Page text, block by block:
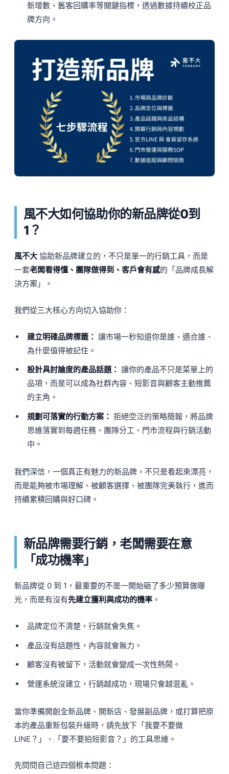
新增數、舊客回購率等關鍵指標，透過數據持續校正品
牌方向。
風不大如何協助你的新品牌從0到
1？
風不大協助新品牌建立的，不只是單一的行銷工具，而是
一套老闆看得懂、團隊做得到、客戶會有感的「品牌成長解
決方案」。
我們從三大核心方向切入協助你：
建立明確品牌標籤： 讓市場一秒知道你是誰、適合誰、
為什麼值得被記住。
設計具討論度的產品話題： 讓你的產品不只是菜單上的
品項，而是可以成為社群內容、短影音與顧客主動推薦
的主角。
規劃可落實的行動方案： 拒絕空泛的策略簡報，將品牌
思維落實到每週任務、團隊分工、門市流程與行銷活動
中。
我們深信，一個真正有魅力的新品牌，不只是看起來漂亮，
而是能夠被市場理解、被顧客選擇、被團隊完美執行，進而
持續累積回購與好口碑。
新品牌需要行銷，老闆需要在意
「成功機率」
新品牌從 0 到 1，最重要的不是一開始砸了多少預算做曝
光，而是有沒有先建立獲利與成功的機率。
品牌定位不清楚，行銷就會失焦。
產品沒有話題性，內容就會無力。
顧客沒有被留下，活動就會變成一次性熱鬧。
營運系統沒建立，行銷越成功，現場只會越混亂。
當你準備開創全新品牌、開新店、發展副品牌，或打算把原
本的產品重新包裝升級時，請先放下「我要不要做
LINE？」、「要不要拍短影音？」的工具思維。
先問問自己這四個根本問題：